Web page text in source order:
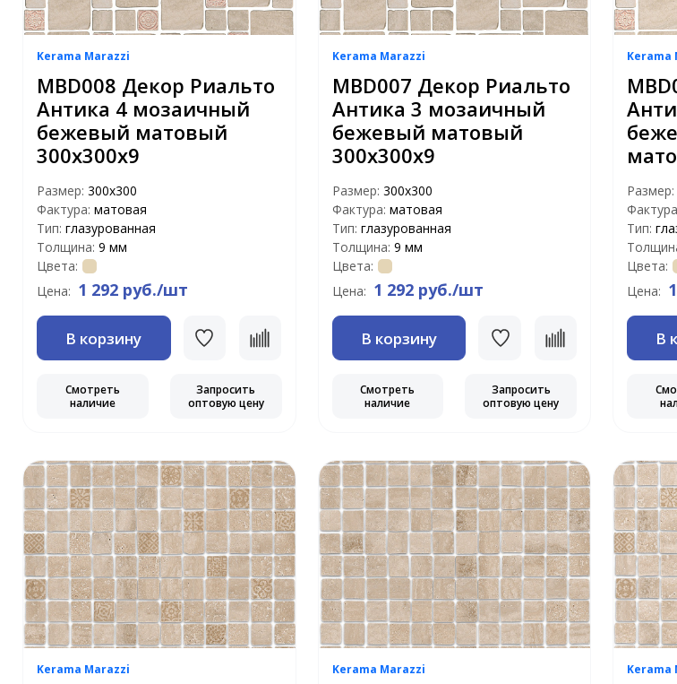
Kerama Marazzi
MBD008 Декор Риальто
Антика 4 мозаичный
бежевый матовый
300х300х9
Размер: 300х300
Фактура: матовая
Тип: глазурованная
Толщина: 9 мм
Цвета:
Цена: 1 292 руб./шт
В корзину
Смотреть
наличие
Запросить
оптовую цену
Kerama Marazzi
MBD007 Декор Риальто
Антика 3 мозаичный
бежевый матовый
300х300х9
Размер: 300х300
Фактура: матовая
Тип: глазурованная
Толщина: 9 мм
Цвета:
Цена: 1 292 руб./шт
В корзину
Смотреть
наличие
Запросить
оптовую цену
Kerama
Размер:
Тип:
Цвета:
Цена:
В
Kerama Marazzi Kerama Marazzi Kerama